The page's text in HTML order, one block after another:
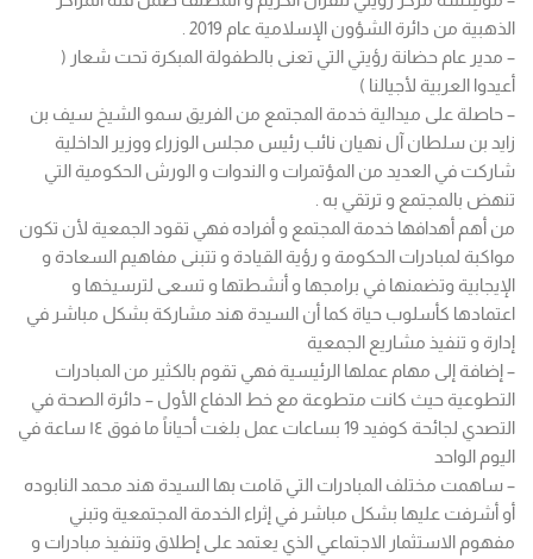
الذهبية من دائرة الشؤون الإسلامية عام 2019 .
– مدير عام حضانة رؤيتي التي تعنى بالطفولة المبكرة تحت شعار (
أعيدوا العربية لأجيالنا )
– حاصلة على ميدالية خدمة المجتمع من الفريق سمو الشيخ سيف بن
زايد بن سلطان آل نهيان نائب رئيس مجلس الوزراء ووزير الداخلية
شاركت في العديد من المؤتمرات و الندوات و الورش الحكومية التي
تنهض بالمجتمع و ترتقي به .
من أهم أهدافها خدمة المجتمع و أفراده فهي تقود الجمعية لأن تكون
مواكبة لمبادرات الحكومة و رؤية القيادة و تتبنى مفاهيم السعادة و
الإيجابية وتضمنها في برامجها و أنشطتها و تسعى لترسيخها و
اعتمادها كأسلوب حياة كما أن السيدة هند مشاركة بشكل مباشر في
إدارة و تنفيذ مشاريع الجمعية
– إضافة إلى مهام عملها الرئيسية فهي تقوم بالكثير من المبادرات
التطوعية حيث كانت متطوعة مع خط الدفاع الأول – دائرة الصحة في
التصدي لجائحة كوفيد 19 بساعات عمل بلغت أحياناً ما فوق ١٤ ساعة في
اليوم الواحد
– ساهمت مختلف المبادرات التي قامت بها السيدة هند محمد النابوده
أو أشرفت عليها بشكل مباشر في إثراء الخدمة المجتمعية وتبني
مفهوم الاستثمار الاجتماعي الذي يعتمد على إطلاق وتنفيذ مبادرات و